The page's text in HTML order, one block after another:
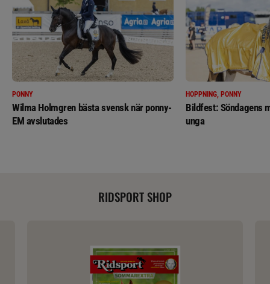
PONNY
Wilma Holmgren bästa svensk när ponny-
EM avslutades
HOPPNING, PONNY
Bildfest: Söndagens
unga
RIDSPORT SHOP